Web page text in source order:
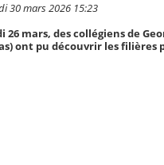
30 mars 2026 15:23
mars, des collégiens de
ont pu découvrir les filières